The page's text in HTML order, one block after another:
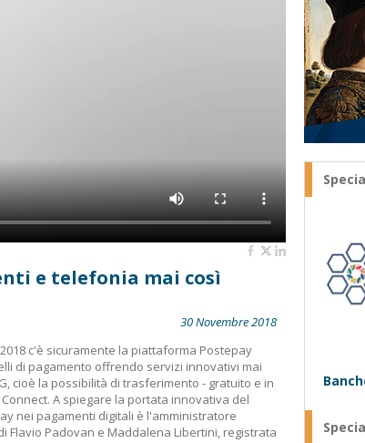
e telefonia mai così
30 Novembre 2018
c'è sicuramente la piattaforma Postepay
di pagamento offrendo servizi innovativi mai
cioè la possibilità di trasferimento - gratuito e in
A spiegare la portata innovativa del
nei pagamenti digitali è l'amministratore
Flavio Padovan e Maddalena Libertini, registrata